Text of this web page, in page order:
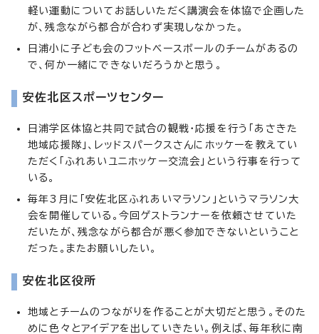
軽い運動についてお話しいただく講演会を体協で企画した
が、残念ながら都合が合わず実現しなかった。
日浦小に子ども会のフットベースボールのチームがあるの
で、何か一緒にできないだろうかと思う。
安佐北区スポーツセンター
日浦学区体協と共同で試合の観戦・応援を行う「あさきた
地域応援隊」、レッドスパークスさんにホッケーを教えてい
ただく「ふれあいユニホッケー交流会」という行事を行って
いる。
毎年3月に「安佐北区ふれあいマラソン」というマラソン大
会を開催している。今回ゲストランナーを依頼させていた
だいたが、残念ながら都合が悪く参加できないということ
だった。またお願いしたい。
安佐北区役所
地域とチームのつながりを作ることが大切だと思う。そのた
めに色々とアイデアを出していきたい。例えば、毎年秋に南